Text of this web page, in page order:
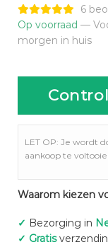
6
Op voorraad —
morgen in huis
LET OP: Je wordt
aankoop te
Waarom kiezen
✓ Bezorging in
✓ Gratis